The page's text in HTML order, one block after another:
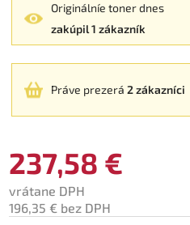
Originálníe toner dnes
zakúpil 1 zákazník
Práve prezerá 2 zákazníci
237,58 €
vrátane DPH
196,35 € bez DPH